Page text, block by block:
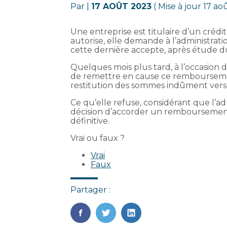
Par 17 AOÛT 2023 ( Mise à jour 17
Une entreprise est titulaire d’un
autorise, elle demande à
cette dernière accepte, après étude
Quelques mois plus tard, à
de remettre en cause ce
restitution des sommes indûment
Ce qu’elle refuse, considérant que
décision d’accorder un
définitive.
Vrai ou faux ?
Vrai
Faux
Partager :
FaceBook
TwitterLinkedIn